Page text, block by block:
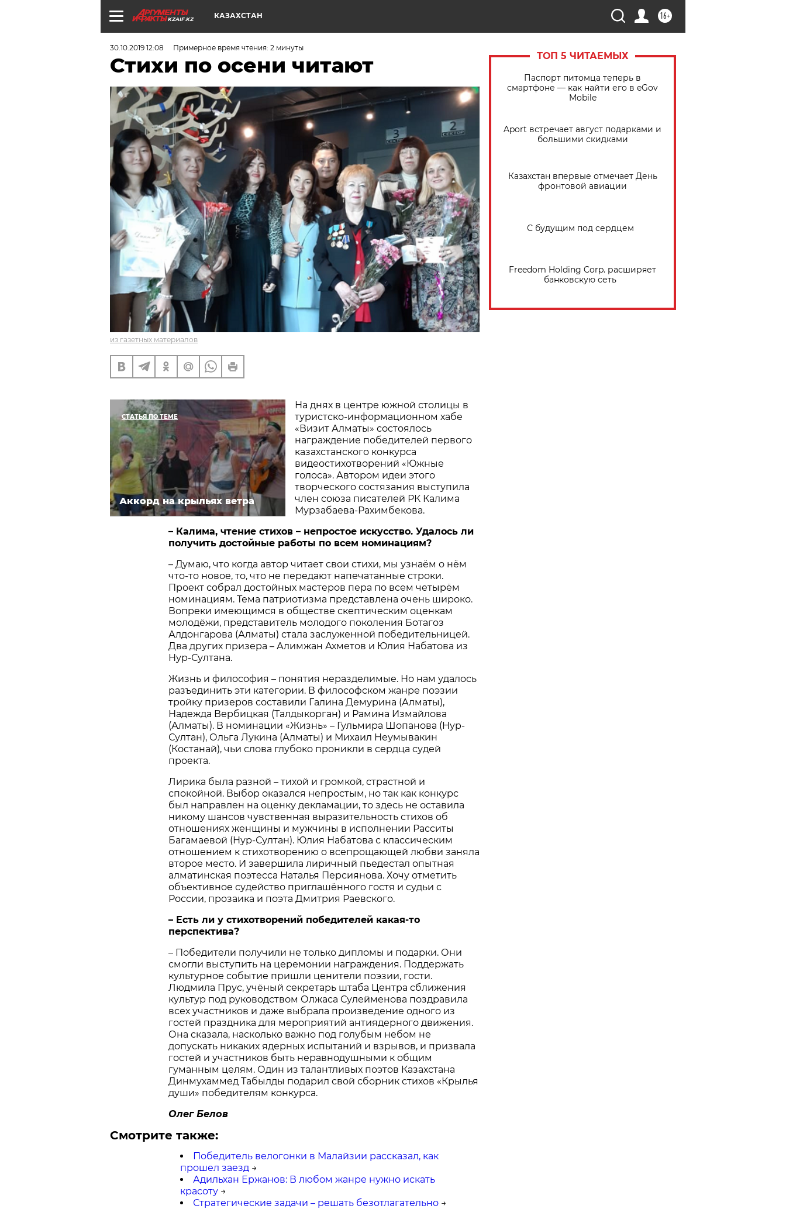
KZAIF.KZ 16+
КАЗАХСТАН
30.10.2019 12:08 Примерное время чтения: 2 минуты
Стихи по осени читают
из газетных материалов
СТАТЬЯ ПО ТЕМЕ
Аккорд на крыльях ветра
На днях в центре южной столицы в
туристско-информационном хабе
«Визит Алматы» состоялось
награждение победителей первого
казахстанского конкурса
видеостихотворений «Южные
голоса». Автором идеи этого
творческого состязания выступила
член союза писателей РК Калима
Мурзабаева-Рахимбекова.
– Калима, чтение стихов – непростое искусство. Удалось ли
получить достойные работы по всем номинациям?
– Думаю, что когда автор читает свои стихи, мы узнаём о нём
что-то новое, то, что не передают напечатанные строки.
Проект собрал достойных мастеров пера по всем четырём
номинациям. Тема патриотизма представлена очень широко.
Вопреки имеющимся в обществе скептическим оценкам
молодёжи, представитель молодого поколения Ботагоз
Алдонгарова (Алматы) стала заслуженной победительницей.
Два других призера – Алимжан Ахметов и Юлия Набатова из
Нур-Султана.
Жизнь и философия – понятия неразделимые. Но нам удалось
разъединить эти категории. В философском жанре поэзии
тройку призеров составили Галина Демурина (Алматы),
Надежда Вербицкая (Талдыкорган) и Рамина Измайлова
(Алматы). В номинации «Жизнь» – Гульмира Шопанова (Нур-
Султан), Ольга Лукина (Алматы) и Михаил Неумывакин
(Костанай), чьи слова глубоко проникли в сердца судей
проекта.
Лирика была разной – тихой и громкой, страстной и
спокойной. Выбор оказался непростым, но так как конкурс
был направлен на оценку декламации, то здесь не оставила
никому шансов чувственная выразительность стихов об
отношениях женщины и мужчины в исполнении Расситы
Багамаевой (Нур-Султан). Юлия Набатова с классическим
отношением к стихотворению о всепрощающей любви заняла
второе место. И завершила лиричный пьедестал опытная
алматинская поэтесса Наталья Персиянова. Хочу отметить
объективное судейство приглашённого гостя и судьи с
России, прозаика и поэта Дмитрия Раевского.
– Есть ли у стихотворений победителей какая-то
перспектива?
– Победители получили не только дипломы и подарки. Они
смогли выступить на церемонии награждения. Поддержать
культурное событие пришли ценители поэзии, гости.
Людмила Прус, учёный секретарь штаба Центра сближения
культур под руководством Олжаса Сулейменова поздравила
всех участников и даже выбрала произведение одного из
гостей праздника для мероприятий антиядерного движения.
Она сказала, насколько важно под голубым небом не
допускать никаких ядерных испытаний и взрывов, и призвала
гостей и участников быть неравнодушными к общим
гуманным целям. Один из талантливых поэтов Казахстана
Динмухаммед Табылды подарил свой сборник стихов «Крылья
души» победителям конкурса.
Олег Белов
Смотрите также:
Победитель велогонки в Малайзии рассказал, как
прошел заезд →
Адильхан Ержанов: В любом жанре нужно искать
красоту →
Стратегические задачи – решать безотлагательно →
ТОП 5 ЧИТАЕМЫХ
Паспорт питомца теперь в
смартфоне — как найти его в eGov
Mobile
Aport встречает август подарками и
большими скидками
Казахстан впервые отмечает День
фронтовой авиации
С будущим под сердцем
Freedom Holding Corp. расширяет
банковскую сеть